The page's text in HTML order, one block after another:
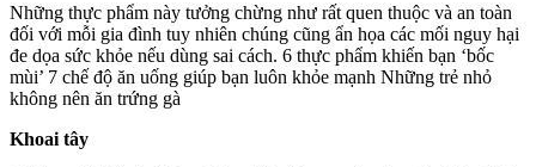
Những thực phẩm này tưởng chừng như rất quen thuộc và an toàn
đối với mỗi gia đình tuy nhiên chúng cũng ẩn họa các mối nguy hại
đe dọa sức khỏe nếu dùng sai cách. 6 thực phẩm khiến bạn ‘bốc
mùi’ 7 chế độ ăn uống giúp bạn luôn khỏe mạnh Những trẻ nhỏ
không nên ăn trứng gà
Khoai tây